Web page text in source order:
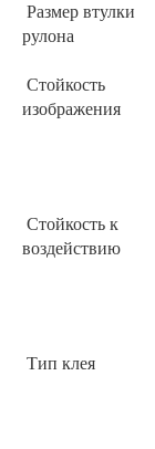
Размер втулки
рулона
Стойкость
изображения
Стойкость к
воздействию
Тип клея